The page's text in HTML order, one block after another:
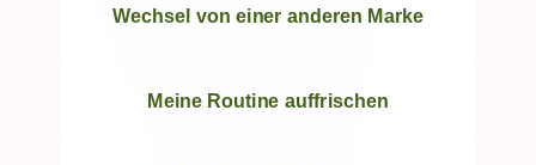
Wechsel von einer anderen Marke
Meine Routine auffrischen